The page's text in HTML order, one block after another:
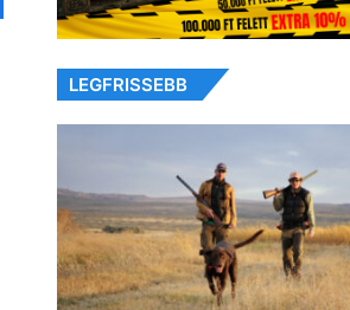
LEGFRISSEBB